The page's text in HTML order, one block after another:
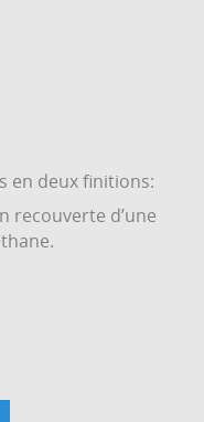
en deux finitions:
recouverte d’une